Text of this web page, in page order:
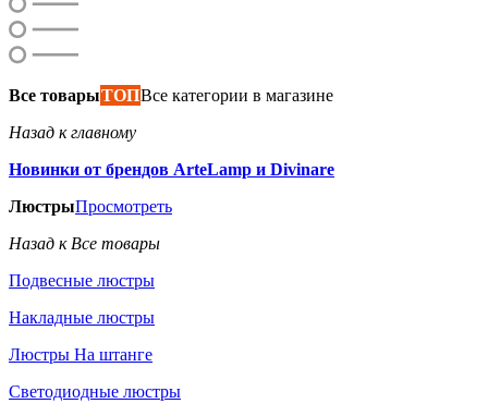
Все товарыТОПВсе категории в магазине
Назад к главному
Новинки от брендов ArteLamp и Divinare
ЛюстрыПросмотреть
Назад к Все товары
Подвесные люстры
Накладные люстры
Люстры На штанге
Светодиодные люстры